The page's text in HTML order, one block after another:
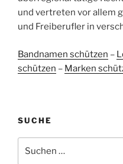
Blick aufs ProvenExpert-
und vertreten vor allem
und Freiberufler in
Bandnamen schützen –
schützen – Marken
SUCHE
nach: